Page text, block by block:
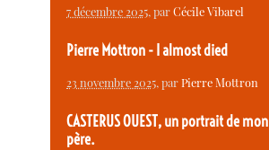
7 décembre 2025, parCécile Vibarel
Pierre Mottron - I almost died
23 novembre 2025, parPierre Mottron
CASTERUS OUEST, un portrait de mon
père.